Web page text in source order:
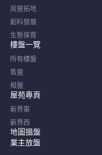
房屋拓地
創科發展
生態保育
樓盤一覽
所有樓盤
售盤
租盤
屋苑專頁
新界東
新界西
地圖搵盤
業主放盤